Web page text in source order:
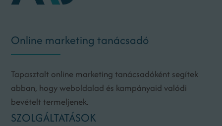
Online marketing tanácsadó
Tapasztalt online marketing tanácsadóként segítek
abban, hogy weboldalad és kampányaid valódi
bevételt termeljenek.
SZOLGÁLTATÁSOK